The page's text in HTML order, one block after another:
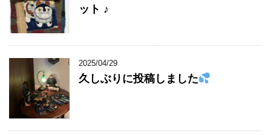
ット ♪
2025/04/29
久しぶりに投稿しました